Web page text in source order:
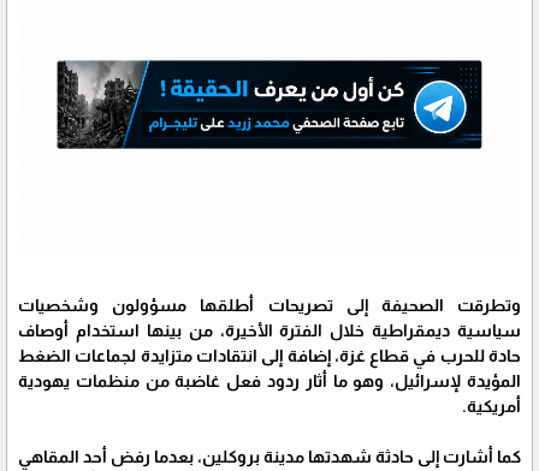
وتطرقت الصحيفة إلى تصريحات أطلقها مسؤولون وشخصيات
سياسية ديمقراطية خلال الفترة الأخيرة، من بينها استخدام أوصاف
حادة للحرب في قطاع غزة، إضافة إلى انتقادات متزايدة لجماعات الضغط
المؤيدة لإسرائيل، وهو ما أثار ردود فعل غاضبة من منظمات يهودية
أمريكية.
كما أشارت إلى حادثة شهدتها مدينة بروكلين، بعدما رفض أحد المقاهي